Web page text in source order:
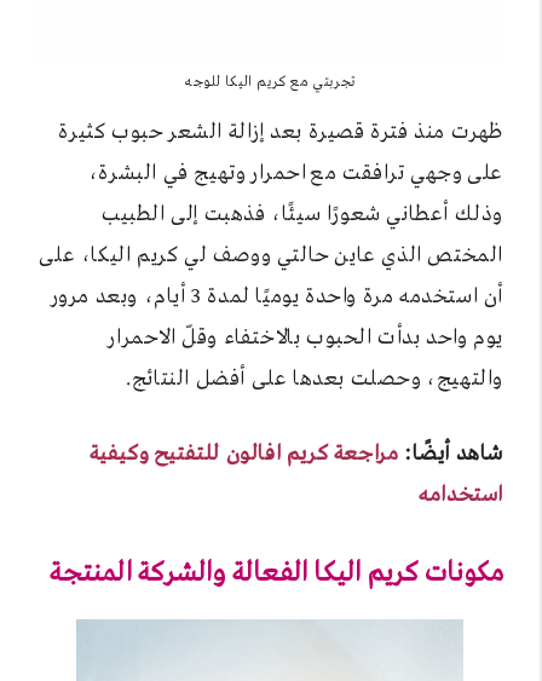
تجربتي مع كريم اليكا للوجه
ظهرت منذ فترة قصيرة بعد إزالة الشعر حبوب كثيرة
على وجهي ترافقت مع احمرار وتهيج في البشرة،
وذلك أعطاني شعورًا سيئًا، فذهبت إلى الطبيب
المختص الذي عاين حالتي ووصف لي كريم اليكا، على
أن استخدمه مرة واحدة يوميًا لمدة 3 أيام، وبعد مرور
يوم واحد بدأت الحبوب بالاختفاء وقلّ الاحمرار
والتهيج، وحصلت بعدها على أفضل النتائج.
شاهد أيضًا: مراجعة كريم افالون للتفتيح وكيفية
استخدامه
مكونات كريم اليكا الفعالة والشركة المنتجة